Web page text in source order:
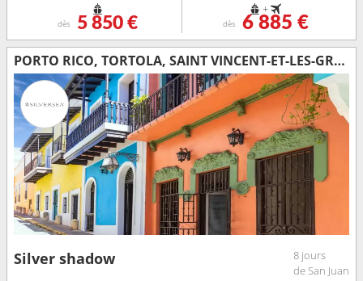
dès 5 850 €
+
dès 6 885 €
PORTO RICO, TORTOLA, SAINT VINCENT-ET-LES-GRENADINES, JOST VAN DYKE, SAINTE-LUCIE, ROYAUME-UNI
Silver shadow
8 jours
de San Juan